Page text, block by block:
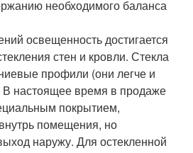
необходимого баланса
освещенность достигается
стен и кровли. Стекла
профили (они легче и
В настоящее время в продаже
покрытием,
помещения, но
наружу. Для остекленной